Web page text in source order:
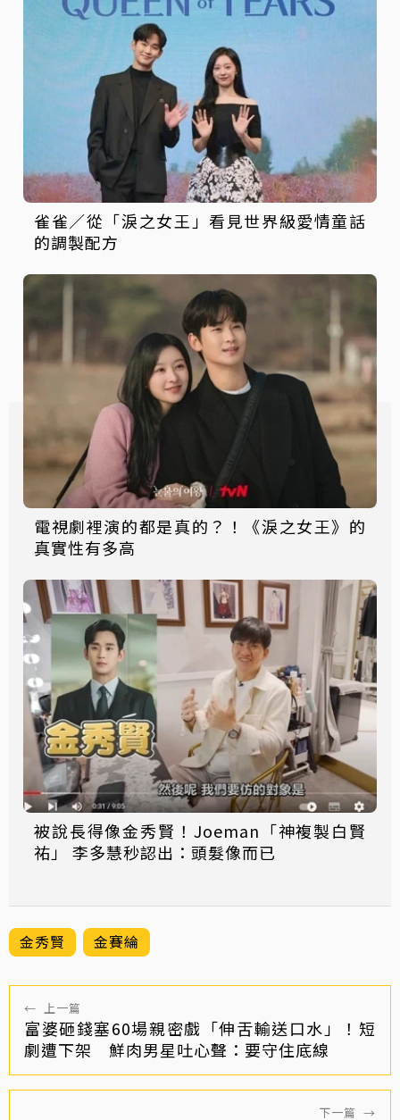
雀雀／從「淚之女王」看見世界級愛情童話
的調製配方
電視劇裡演的都是真的？！《淚之女王》的
真實性有多高
被說長得像金秀賢！Joeman「神複製白賢
祐」 李多慧秒認出：頭髮像而已
金秀賢 金賽綸
← 上一篇
富婆砸錢塞60場親密戲「伸舌輸送口水」！短
劇遭下架 鮮肉男星吐心聲：要守住底線
下一篇 →